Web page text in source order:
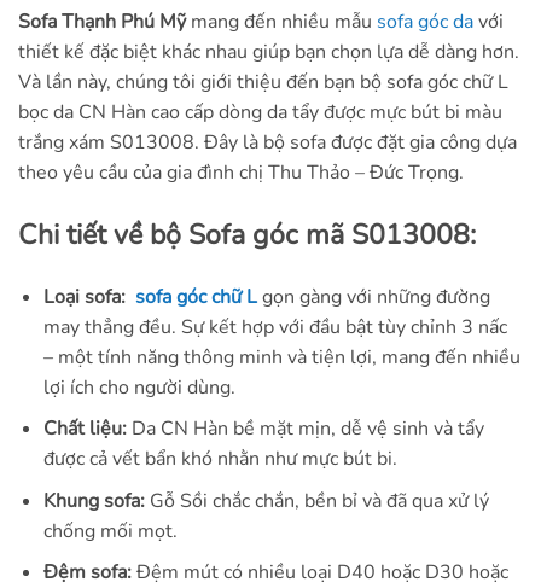
Sofa Thạnh Phú Mỹmang đến nhiều mẫu sofa góc davới
thiết kế đặc biệt khác nhau giúp bạn chọn lựa dễ dàng hơn.
Và lần này, chúng tôi giới thiệu đến bạn bộ sofa góc chữ L
bọc da CN Hàn cao cấp dòng da tẩy được mực bút bi màu
trắng xám S013008. Đây là bộ sofa được đặt gia công dựa
theo yêu cầu của gia đình chị Thu Thảo – Đức Trọng.
Chi tiết về bộ Sofa góc mã S013008:
Loại sofa: sofa góc chữ Lgọn gàng với những đường
may thẳng đều. Sự kết hợp với đầu bật tùy chỉnh 3 nấc
– một tính năng thông minh và tiện lợi, mang đến nhiều
lợi ích cho người dùng.
Chất liệu:Da CN Hàn bề mặt mịn, dễ vệ sinh và tẩy
được cả vết bẩn khó nhằn như mực bút bi.
Khung sofa:Gỗ Sồi chắc chắn, bền bỉ và đã qua xử lý
chống mối mọt.
Đệm sofa:Đệm mút có nhiều loại D40 hoặc D30 hoặc